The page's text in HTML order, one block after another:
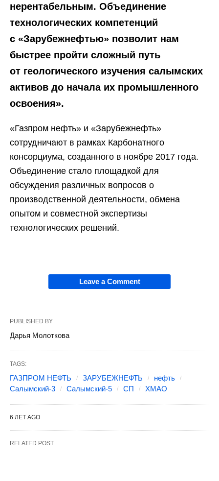
нерентабельным. Объединение
технологических компетенций
с «Зарубежнефтью» позволит нам
быстрее пройти сложный путь
от геологического изучения салымских
активов до начала их промышленного
освоения».
«Газпром нефть» и «Зарубежнефть»
сотрудничают в рамках Карбонатного
консорциума, созданного в ноябре 2017 года.
Объединение стало площадкой для
обсуждения различных вопросов о
производственной деятельности, обмена
опытом и совместной экспертизы
технологических решений.
Leave a Comment
PUBLISHED BY
Дарья Молоткова
TAGS:
ГАЗПРОМ НЕФТЬ ЗАРУБЕЖНЕФТЬ
нефть
Салымский-3
Салымский-5 СП ХМАО
6 ЛЕТ AGO
RELATED POST